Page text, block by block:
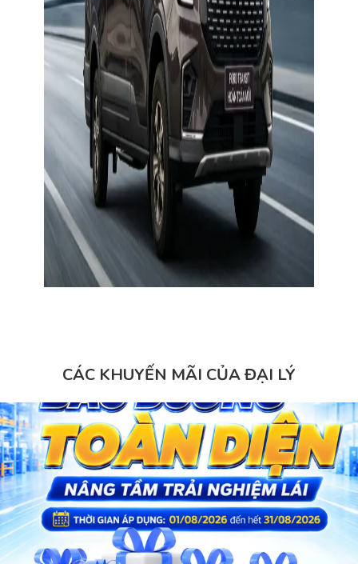
CÁC KHUYẾN MÃI CỦA ĐẠI LÝ